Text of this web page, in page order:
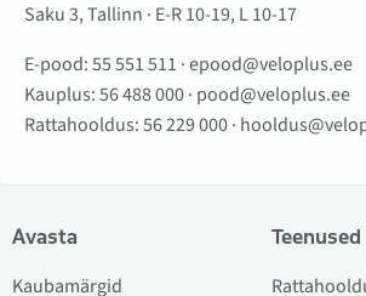
Saku 3, Tallinn · E-R 10-19, L 10-17
E-pood:55 551 511 ·epood@veloplus.ee
Kauplus:56 488 000· pood@veloplus.ee
Rattahooldus:56 229 000·
Avasta
Kaubamärgid
Teenused